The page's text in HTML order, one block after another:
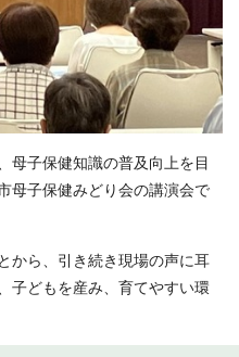
母子保健知識の普及向上を目
母子保健みどり会の講演会で
から、引き続き現場の声に耳
子どもを産み、育てやすい環